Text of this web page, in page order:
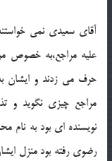
آقاي سعيدي نمي
عليه مراجع،به خصوص
حرف مي زدند و
مراجع چيزي نگويد و
نويسنده اي بود به نام
رضوي رفته بود منزل